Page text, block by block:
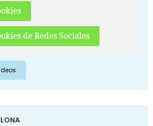
de Redes Sociales